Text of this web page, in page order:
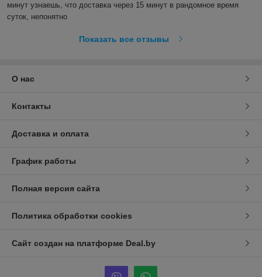
минут узнаешь, что доставка через 15 минут в рандомное время
суток, непонятно
Показать все отзывы
О нас
Контакты
Доставка и оплата
График работы
Полная версия сайта
Политика обработки cookies
Сайт создан на платформе Deal.by